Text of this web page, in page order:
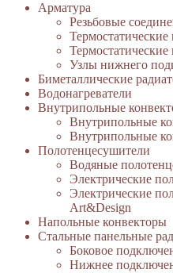
Арматура
Резьбовые
Термостатические
Узлы нижнего
Биметаллические
Водонагреватели
Внутрипольные
Внутрипольные
Внутрипольные
Полотенцесушители
Водяные
Электрические
Электрические
Art&Design
Напольные конвекторы
Стальные панельные
Боковое
Нижнее